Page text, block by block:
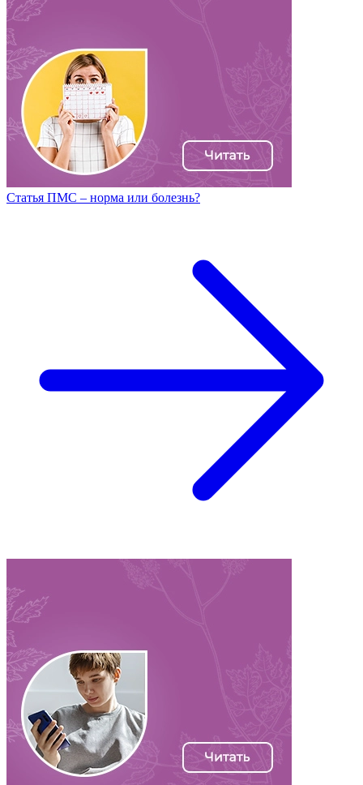
Статья ПМС – норма или болезнь?